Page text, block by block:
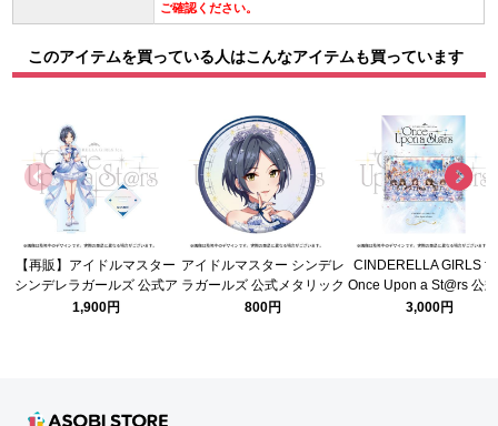
ご確認ください。
このアイテムを買っている人はこんなアイテムも買っています
【再販】アイドルマスター
シンデレラガールズ 公式ア
クリルスタンド 速水 奏
1,900円
アイドルマスター シンデレ
ラガールズ 公式メタリック
缶バッジ 速水 奏 (Once
800円
CINDERELLA GIRLS
Once Upon a St@rs 公
ンフレット
3,000円